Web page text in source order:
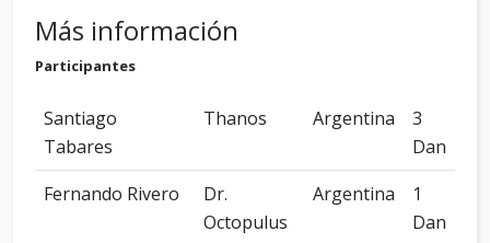
Más información
Participantes
Santiago
Tabares
Thanos Argentina
3
Dan
Fernando Rivero
Dr.
Octopulus
Argentina
1
Dan